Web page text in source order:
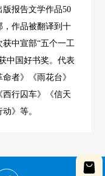
报告文学作品50
，作品被翻译到十
中宣部“五个一工
中国好书奖。代表
者》《雨花台》
行囚车》《信天
》等。